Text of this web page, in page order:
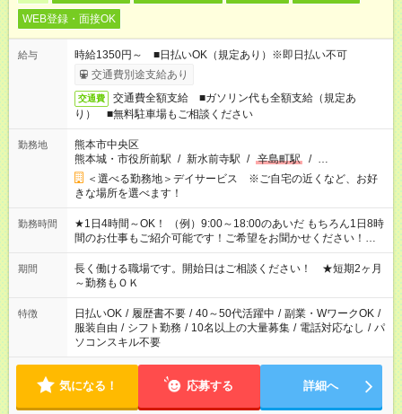
WEB登録・面接OK
給与
時給1350円～ ■日払いOK（規定あり）※即日払い不可
交通費別途支給あり
交通費
交通費全額支給 ■ガソリン代も全額支給（規定あ
り） ■無料駐車場もご相談ください
勤務地
熊本市中央区
熊本城・市役所前駅 / 新水前寺駅 / 辛島町駅 / …
＜選べる勤務地＞デイサービス ※ご自宅の近くなど、お好
きな場所を選べます！
勤務時間
★1日4時間～OK！ （例）9:00～18:00のあいだ もちろん1日8時
間のお仕事もご紹介可能です！ご希望をお聞かせください！★家
庭の都合でお休みが必要な場合も遠慮なくご相談ください。 ※
週最低15時間以上の勤務が必要です
期間
長く働ける職場です。開始日はご相談ください！ ★短期2ヶ月
～勤務もＯＫ
特徴 日払いOK / 履歴書不要 / 40～50代活躍中 / 副業・WワークOK /
服装自由 / シフト勤務 / 10名以上の大量募集 / 電話対応なし / パ
ソコンスキル不要
気になる！ 応募する 詳細へ